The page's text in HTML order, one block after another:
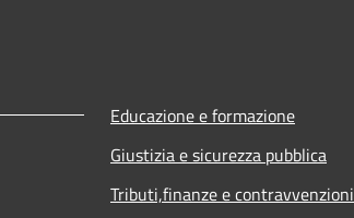
Educazione e formazione
Giustizia e sicurezza pubblica
Tributi,finanze e contravvenzioni